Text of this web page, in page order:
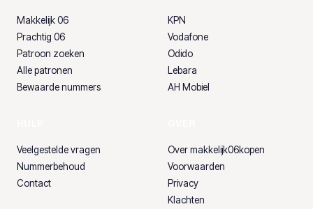
Makkelijk 06
Prachtig 06
Patroon zoeken
Alle patronen
Bewaarde nummers
KPN
Vodafone
Odido
Lebara
AH Mobiel
Veelgestelde vragen
Nummerbehoud
Contact
Over makkelijk06kopen
Voorwaarden
Privacy
Klachten